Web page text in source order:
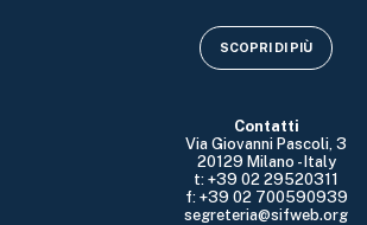
Contatti
Via Giovanni Pascoli, 3
20129 Milano - Italy
t: +39 02 29520311
f: +39 02 700590939
segreteria@sifweb.org
SCOPRI DI PIÙ